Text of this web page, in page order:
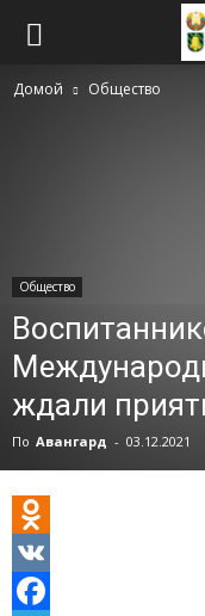
Домой Общество
Общество
ждали
По Авангард - 03.12.2021
Odnoklassniki
VK